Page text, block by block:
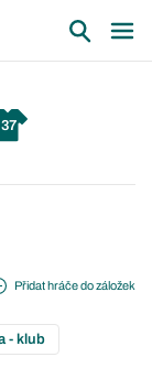
37
Přidat hráče do záložek
- klub